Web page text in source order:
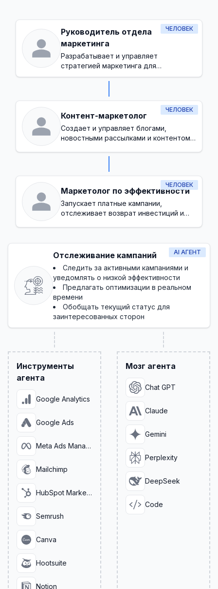
ЧЕЛОВЕК
Руководитель отдела
маркетинга
Разрабатывает и управляет
стратегией маркетинга для
увеличения узнаваемости бренда и
ЧЕЛОВЕК
Контент-маркетолог
Создает и управляет блогами,
новостными рассылками и контентом в
ЧЕЛОВЕК
Маркетолог по эффективности
Запускает платные кампании,
отслеживает возврат инвестиций и
AI АГЕНТ
Отслеживание кампаний
Следить за активными кампаниями и
уведомлять о низкой эффективности
Предлагать оптимизации в реальном
времени
Обобщать текущий статус для
заинтересованных сторон
Инструменты
агента
Google Analytics
Google Ads
Meta Ads Manager
Mailchimp
HubSpot Marketing
Semrush
Canva
Hootsuite
Notion
Мозг агента
Chat GPT
Claude
Gemini
Perplexity
DeepSeek
Code